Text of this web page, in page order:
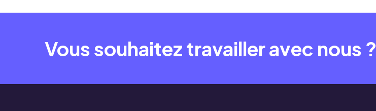
Vous souhaitez travailler avec nous ?